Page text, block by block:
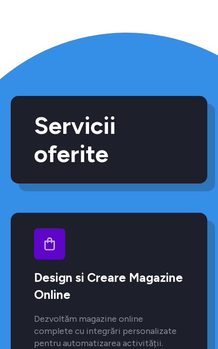
Servicii
oferite
Design si Creare Magazine
Online
Dezvoltăm magazine online
complete cu integrări personalizate
pentru automatizarea activității.